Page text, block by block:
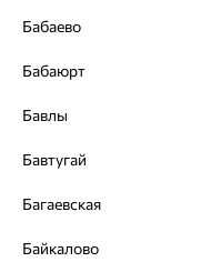
Разработка сайта —
Бабаево
Бабаюрт
Бавлы
Бавтугай
Багаевская
Байкалово